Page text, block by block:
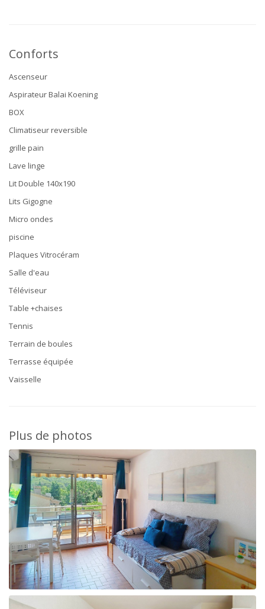
Conforts
Ascenseur
Aspirateur Balai Koening
BOX
Climatiseur reversible
grille pain
Lave linge
Lit Double 140x190
Lits Gigogne
Micro ondes
piscine
Plaques Vitrocéram
Salle d'eau
Téléviseur
Table +chaises
Tennis
Terrain de boules
Terrasse équipée
Vaisselle
Plus de photos